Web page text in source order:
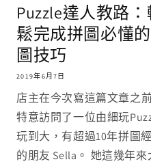
Puzzle達人教路：
鬆完成拼圖必懂
圖技巧
2019年6月7日
店主在今次寫這篇文章之前
特意訪問了一位由細玩
玩到大，有超過10年拼圖
的朋友 Sella。 她這幾年來